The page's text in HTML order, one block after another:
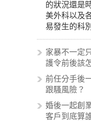
的狀況還是
美外科以及
易發生的科
生未盡告知
術疏失、術
收取。雖然
案例中最後
果不幸遇到
麼處理呢？
非常多，有
家暴不一定
護令前後該
前任分手後
跟騷風險？
婚後一起創
客戶到底算